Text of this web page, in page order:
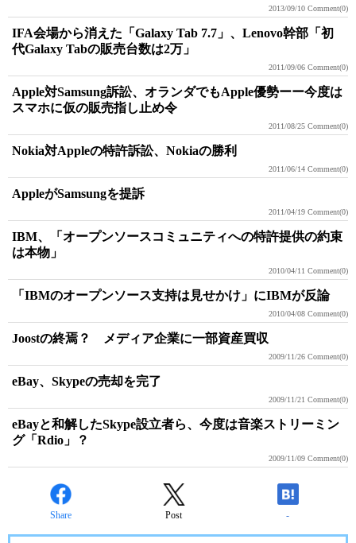
2013/09/10 Comment(0)
IFA会場から消えた「Galaxy Tab 7.7」、Lenovo幹部「初
代Galaxy Tabの販売台数は2万」
2011/09/06 Comment(0)
Apple対Samsung訴訟、オランダでもApple優勢ーー今度は
スマホに仮の販売指し止め令
2011/08/25 Comment(0)
Nokia対Appleの特許訴訟、Nokiaの勝利
2011/06/14 Comment(0)
AppleがSamsungを提訴
2011/04/19 Comment(0)
IBM、「オープンソースコミュニティへの特許提供の約束
は本物」
2010/04/11 Comment(0)
「IBMのオープンソース支持は見せかけ」にIBMが反論
2010/04/08 Comment(0)
Joostの終焉？ メディア企業に一部資産買収
2009/11/26 Comment(0)
eBay、Skypeの売却を完了
2009/11/21 Comment(0)
eBayと和解したSkype設立者ら、今度は音楽ストリーミン
グ「Rdio」？
2009/11/09 Comment(0)
Share Post -